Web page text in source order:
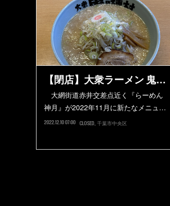
【閉店】大衆ラーメン 鬼…
大網街道赤井交差点近く『らーめん
神月』が2022年11月に新たなメニュ…
2022.12.10 07:00 CLOSED 千葉市中央区